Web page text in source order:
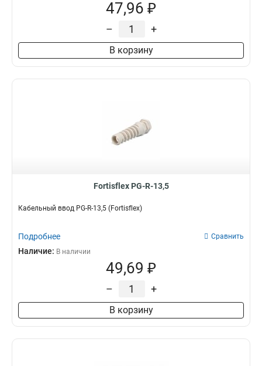
47,96 ₽
– +
В корзину
Fortisflex PG-R-13,5
Кабельный ввод PG-R-13,5 (Fortisflex)
Подробнее Сравнить
Наличие: В наличии
49,69 ₽
– +
В корзину